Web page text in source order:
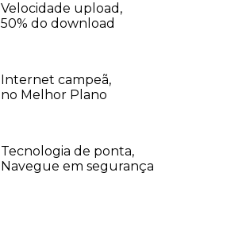
Velocidade upload,
50% do download
Internet campeã,
no Melhor Plano
Tecnologia de ponta,
Navegue em segurança